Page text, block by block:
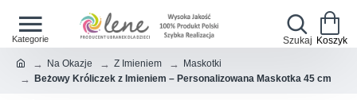
Na Okazje Z Imieniem
Maskotki
Beżowy Króliczek z Imieniem – Personalizowana Maskotka 45 cm